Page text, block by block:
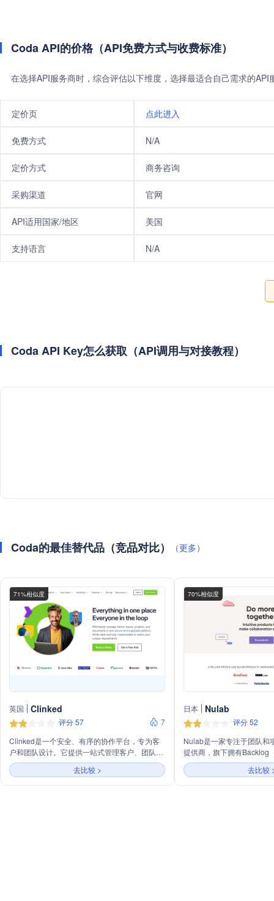
Coda API的价格（API免费方式与收费标准）
在选择API服务商时，综合评估以下维度，选择最适合自己需求的
定价页 点此进入
免费方式 N/A
定价方式 商务咨询
采购渠道 官网
API适用国家/地区 美国
支持语言 N/A
Coda API Key怎么获取（API调用与对接教程）
Coda的最佳替代品（竞品对比） （更多）
71%相似度
英国 Clinked
评分 57
7
Clinked是一个安全、有序的协作平台，专为客
户和团队设计。它提供一站式管理客户、团队、
项目和文件的服务，支持白标定制，以满足不同
品牌的独特需求。平台支持与7000多个应用的
集成，包括Google、Microsoft和HubSpot等，
去比较 >
70%相似度
日本 Nulab
评分 52
Nulab是一家专注于团队和
提供商，旗下拥有Backlog
理）、Cacoo（实时协作
Pass（企业级安全）等产
观的产品简化团队协作，
去比较